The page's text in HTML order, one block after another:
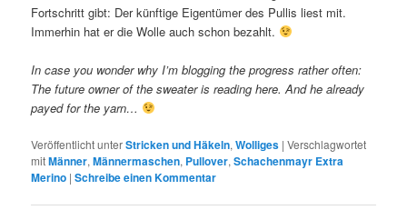
Fortschritt gibt: Der künftige Eigentümer des Pullis liest mit.
Immerhin hat er die Wolle auch schon bezahlt.
In case you wonder why I’m blogging the progress rather often:
The future owner of the sweater is reading here. And he already
payed for the yarn…
Veröffentlicht unterStricken und Häkeln,Wolliges |Verschlagwortet
mitMänner,Männermaschen, Pullover,Schachenmayr Extra
Merino |Schreibe einen Kommentar